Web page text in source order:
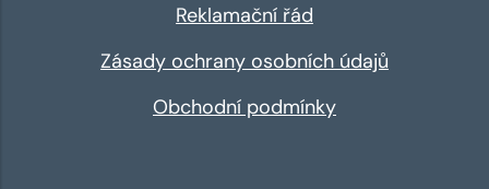
Reklamační řád
Zásady ochrany osobních údajů
Obchodní podmínky